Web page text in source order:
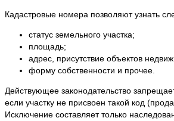
Кадастровые номера позволяют узнать
статус земельного участка;
площадь;
адрес, присутствие объектов
форму собственности и прочее.
Действующее законодательство
если участку не присвоен такой код
Исключение составляет только